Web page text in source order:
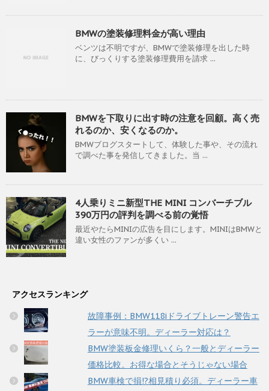
BMWの塗装修理料金が高い理由
ベンツは不明ですが、BMWで塗装修理を出した時
に、びっくりする塗装修理費用を請求 ...
BMWを下取りに出す時の注意を回顧。高く売
れるのか、安くなるのか。
BMWブログスタートして、体験した事や、その流れ
で調べた事を発信してきました。当 ...
4人乗りミニ新型THE MINI コンバーチブル
390万円の評判を調べる前の覚悟
最近やたらMINIの広告を目にします。MINIはBMWと
違い女性のファンが多くい ...
アクセスランキング
故障事例：BMW118iドライブトレーン警告エ
ラーが意味不明。ディーラー対応は？
BMW塗装板金修理いくら？一般とディーラー
価格比較。お得な場合とそうじゃない場合
BMW車検で損!?相見積り必須。ディーラー車